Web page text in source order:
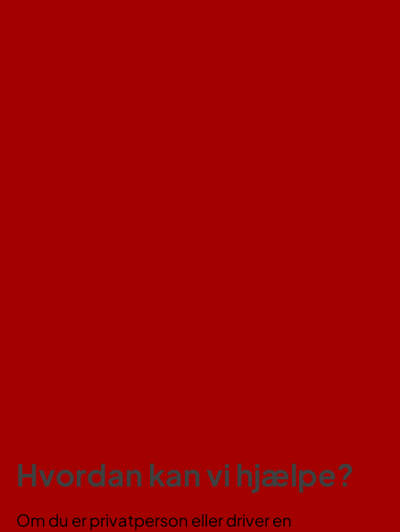
Hvordan kan vi hjælpe?
Om du er privatperson eller driver en